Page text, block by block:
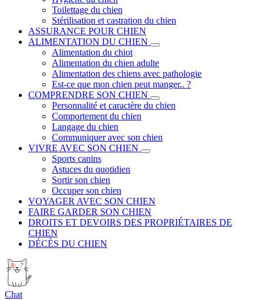
Toilettage du chien
Stérilisation et castration du chien
ASSURANCE POUR CHIEN
ALIMENTATION DU CHIEN
Alimentation du chiot
Alimentation du chien adulte
Alimentation des chiens avec pathologie
Est-ce que mon chien peut manger.. ?
COMPRENDRE SON CHIEN
Personnalité et caractère du chien
Comportement du chien
Langage du chien
Communiquer avec son chien
VIVRE AVEC SON CHIEN
Sports canins
Astuces du quotidien
Sortir son chien
Occuper son chien
VOYAGER AVEC SON CHIEN
FAIRE GARDER SON CHIEN
DROITS ET DEVOIRS DES PROPRIÉTAIRES DE
CHIEN
DÉCÈS DU CHIEN
Chat